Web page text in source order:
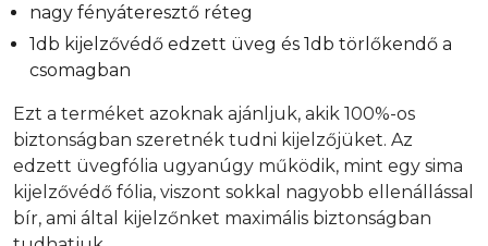
nagy fényáteresztő réteg
1db kijelzővédő edzett üveg és 1db törlőkendő a
csomagban
Ezt a terméket azoknak ajánljuk, akik 100%-os
biztonságban szeretnék tudni kijelzőjüket. Az
edzett üvegfólia ugyanúgy működik, mint egy sima
kijelzővédő fólia, viszont sokkal nagyobb ellenállással
bír, ami által kijelzőnket maximális biztonságban